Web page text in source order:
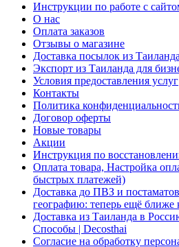
Инструкции по работе с
О нас
Оплата заказов
Отзывы о магазине
Доставка посылок из Таиланда
Экспорт из Таиланда для
Условия предоставления услуг
Контакты
Политика
Договор оферты
Новые товары
Акции
Инструкция по
Оплата товара, Настройка
быстрых платежей)
Доставка до ПВЗ и
географию: теперь ещё ближе
Доставка из Таиланда в
Способы | Decosthai
Согласие на обработку